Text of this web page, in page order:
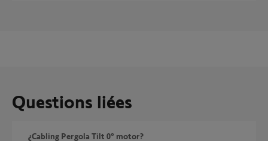
Questions liées
¿Cabling Pergola Tilt 0º motor?